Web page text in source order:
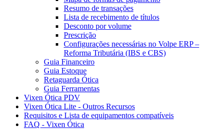
Resumo de transações
Lista de recebimento de títulos
Desconto por volume
Prescrição
Configurações necessárias no Volpe ERP –
Reforma Tributária (IBS e CBS)
Guia Financeiro
Guia Estoque
Retaguarda Ótica
Guia Ferramentas
Vixen Ótica PDV
Vixen Ótica Lite - Outros Recursos
Requisitos e Lista de equipamentos compatíveis
FAQ - Vixen Ótica